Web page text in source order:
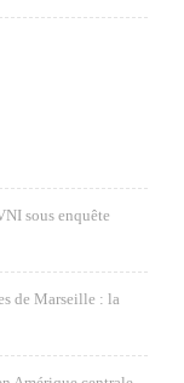
sous enquête
de Marseille : la